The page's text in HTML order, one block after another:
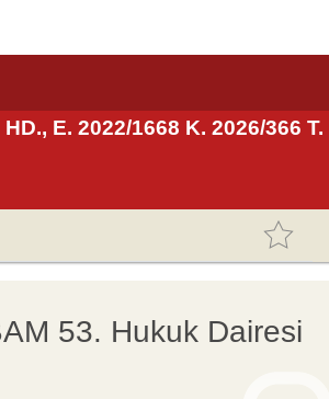
E. 2022/1668 K. 2026/366 T.
53. Hukuk Dairesi